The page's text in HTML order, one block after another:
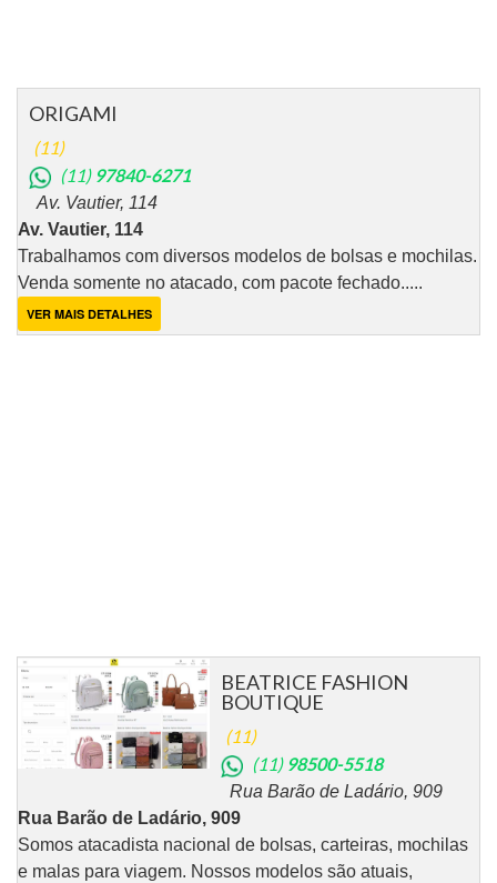
ORIGAMI
(11)
(11) 97840-6271
Av. Vautier, 114
Av. Vautier, 114
Trabalhamos com diversos modelos de bolsas e mochilas.
Venda somente no atacado, com pacote fechado.....
VER MAIS DETALHES
BEATRICE FASHION
BOUTIQUE
(11)
(11) 98500-5518
Rua Barão de Ladário, 909
Rua Barão de Ladário, 909
Somos atacadista nacional de bolsas, carteiras, mochilas
e malas para viagem. Nossos modelos são atuais,